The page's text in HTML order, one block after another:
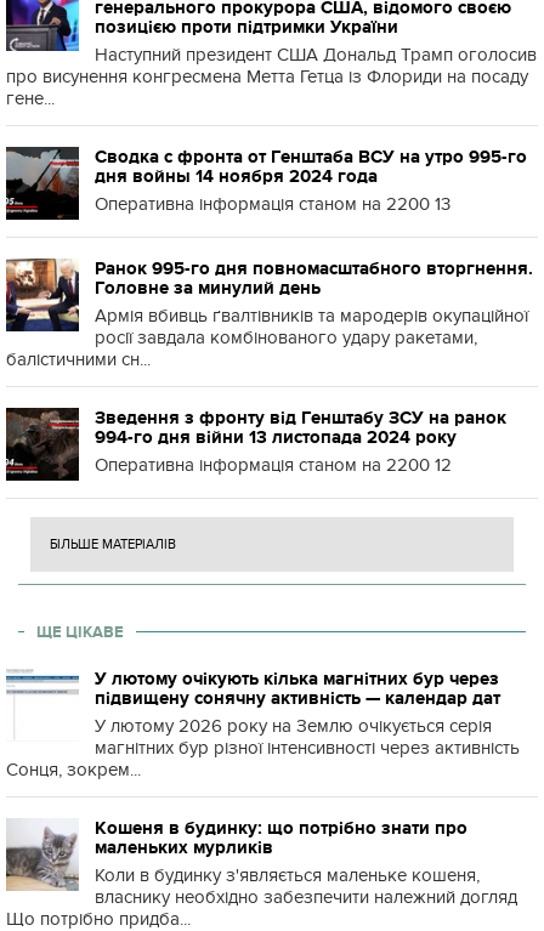
генерального прокурора США, відомого своєю
позицією проти підтримки України
Наступний президент США Дональд Трамп оголосив
про висунення конгресмена Метта Гетца із Флориди на посаду
гене...
Сводка с фронта от Генштаба ВСУ на утро 995-го
дня войны 14 ноября 2024 года
Оперативна інформація станом на 2200 13
Ранок 995-го дня повномасштабного вторгнення.
Головне за минулий день
Армія вбивць ґвалтівників та мародерів окупаційної
росії завдала комбінованого удару ракетами,
балістичними сн...
Зведення з фронту від Генштабу ЗСУ на ранок
994-го дня війни 13 листопада 2024 року
Оперативна інформація станом на 2200 12
БІЛЬШЕ МАТЕРІАЛІВ
ЩЕ ЦІКАВЕ
У лютому очікують кілька магнітних бур через
підвищену сонячну активність — календар дат
У лютому 2026 року на Землю очікується серія
магнітних бур різної інтенсивності через активність
Сонця, зокрем...
Кошеня в будинку: що потрібно знати про
маленьких мурликів
Коли в будинку з'являється маленьке кошеня,
власнику необхідно забезпечити належний догляд
Що потрібно придба...